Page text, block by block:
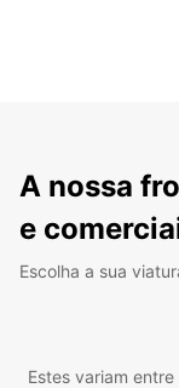
A nossa
e
Escolha a sua
Estes variam